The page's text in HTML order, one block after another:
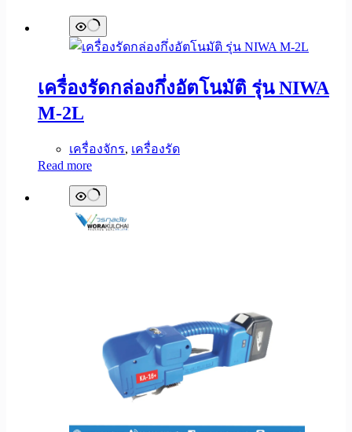
เครื่องรัดกล่องกึ่งอัตโนมัติ รุ่น NIWA
M-2L
เครื่องจักร, เครื่องรัด
Read more